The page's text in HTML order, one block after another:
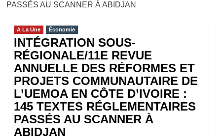
PASSÉS AU SCANNER À ABIDJAN
A La Une Économie
INTÉGRATION SOUS-
RÉGIONALE/11E REVUE
ANNUELLE DES RÉFORMES ET
PROJETS COMMUNAUTAIRE DE
L’UEMOA EN CÔTE D’IVOIRE :
145 TEXTES RÉGLEMENTAIRES
PASSÉS AU SCANNER À
ABIDJAN